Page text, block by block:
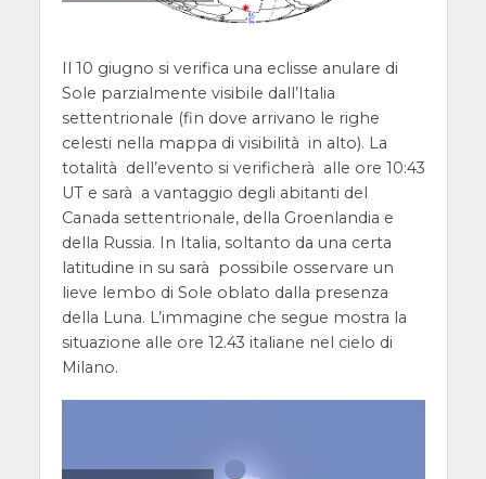
Il 10 giugno si verifica una eclisse anulare di
Sole parzialmente visibile dall’Italia
settentrionale (fin dove arrivano le righe
celesti nella mappa di visibilità in alto). La
totalità dell’evento si verificherà alle ore 10:43
UT e sarà a vantaggio degli abitanti del
Canada settentrionale, della Groenlandia e
della Russia. In Italia, soltanto da una certa
latitudine in su sarà possibile osservare un
lieve lembo di Sole oblato dalla presenza
della Luna. L’immagine che segue mostra la
situazione alle ore 12.43 italiane nel cielo di
Milano.